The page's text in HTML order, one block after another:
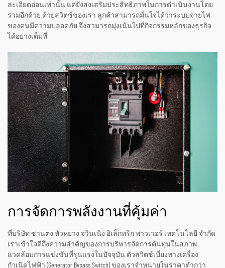
ละเอียดอ่อนเท่านั้น แต่ยังส่งเสริมประสิทธิภาพในการดำเนินงานโดย
รวมอีกด้วย ด้วยสวิตช์ของเรา ลูกค้าสามารถมั่นใจได้ว่าระบบจ่ายไฟ
ของตนมีความปลอดภัย จึงสามารถมุ่งเน้นไปที่กิจกรรมหลักของธุรกิจ
ได้อย่างเต็มที่
การจัดการพลังงานที่คุ้มค่า
ที่บริษัท ซานตง หัวหยาง จวินเนิง อิเล็กทริก พาวเวอร์ เทคโนโลยี จำกัด
เราเข้าใจดีถึงความสำคัญของการบริหารจัดการต้นทุนในสภาพ
แวดล้อมการแข่งขันที่รุนแรงในปัจจุบัน ตัวสวิตช์เบี่ยงทางเครื่อง
กำเนิดไฟฟ้า (Generator Bypass Switch) ของเราจำหน่ายในราคาต่ำกว่า